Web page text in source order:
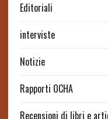
Editoriali
interviste
Notizie
Rapporti OCHA
Recensioni di libri e